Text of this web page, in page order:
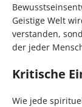
Geistige Welt
verstanden,
der jeder
Kritische
Wie jede